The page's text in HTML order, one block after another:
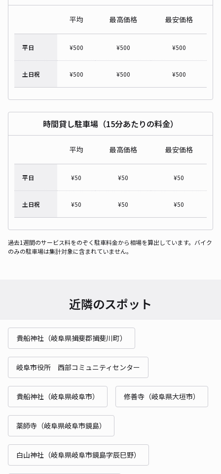
平均 最高価格 最安価格
平日 ¥500 ¥500 ¥500
土日祝 ¥500 ¥500 ¥500
時間貸し駐車場（15分あたりの料金）
平均 最高価格 最安価格
平日 ¥50 ¥50 ¥50
土日祝 ¥50 ¥50 ¥50
過去1週間のサービス料をのぞく駐車料金から相場を算出しています。バイク
のみの駐車場は集計対象に含まれていません。
近隣のスポット
貴船神社（岐阜県揖斐郡揖斐川町）
岐阜市役所 西部コミュニティセンター
貴船神社（岐阜県岐阜市） 修善寺（岐阜県大垣市）
薬師寺（岐阜県岐阜市鏡島）
白山神社（岐阜県岐阜市鏡島字辰巳野）